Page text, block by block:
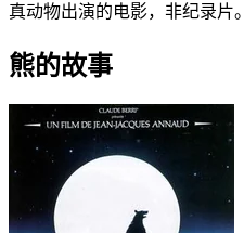
真动物出演的电影，非纪录片。
熊的故事